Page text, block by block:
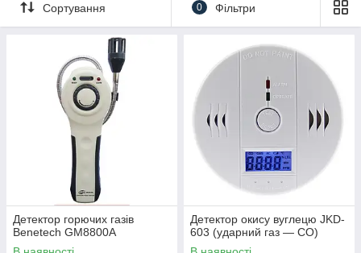
Сортування 0 Фільтри
Детектор горючих газів
Benetech GM8800A
Детектор окису вуглецю JKD-
603 (ударний газ — СО)